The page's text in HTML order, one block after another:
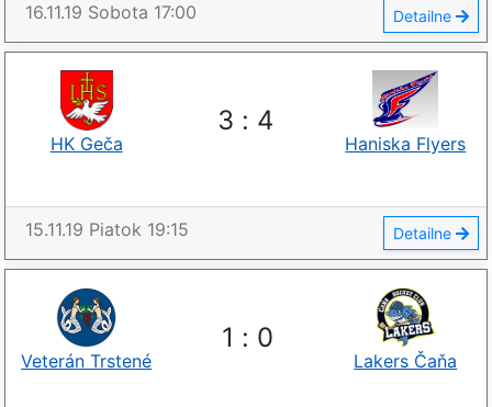
16.11.19 Sobota 17:00 Detailne
3 : 4
HK Geča Haniska Flyers
15.11.19 Piatok 19:15 Detailne
1 : 0
Veterán Trstené Lakers Čaňa